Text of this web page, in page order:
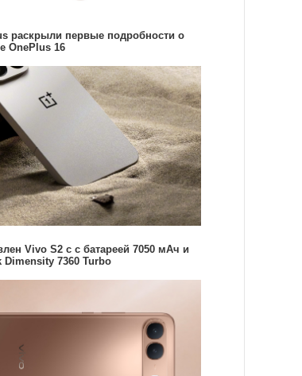
раскрыли первые подробности о
OnePlus 16
Vivo S2 с с батареей 7050 мАч и
Dimensity 7360 Turbo